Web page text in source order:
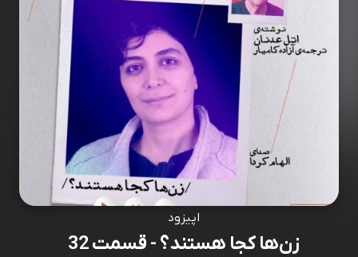
اپیزود
زن‌ها کجا هستند؟ - قسمت 32